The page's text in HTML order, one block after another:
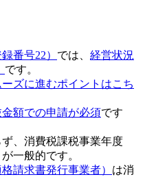
番号22） では、 経営状況
です。
ズに進むポイントはこち
額での申請が必須です
、消費税課税事業年度
一般的です。
請求書発行事業者） は消